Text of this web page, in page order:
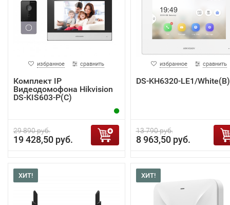
избранное сравнить
Комплект IP
Видеодомофона Hikvision
DS-KIS603-P(C)
29 890 руб.
19 428,50 руб.
избранное сравнить
DS-KH6320-LE1/White(B)
13 790 руб.
8 963,50 руб.
ХИТ! ХИТ!